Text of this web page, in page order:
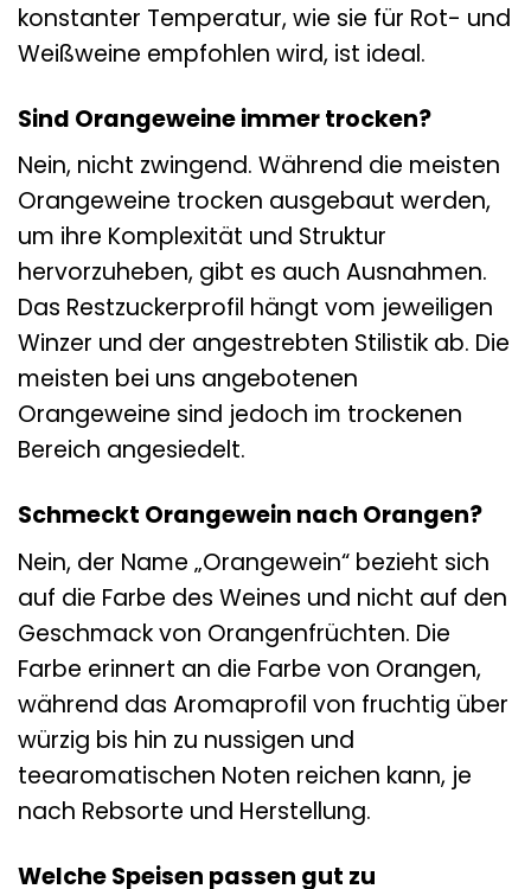
konstanter Temperatur, wie sie für Rot- und
Weißweine empfohlen wird, ist ideal.
Sind Orangeweine immer trocken?
Nein, nicht zwingend. Während die meisten
Orangeweine trocken ausgebaut werden,
um ihre Komplexität und Struktur
hervorzuheben, gibt es auch Ausnahmen.
Das Restzuckerprofil hängt vom jeweiligen
Winzer und der angestrebten Stilistik ab. Die
meisten bei uns angebotenen
Orangeweine sind jedoch im trockenen
Bereich angesiedelt.
Schmeckt Orangewein nach Orangen?
Nein, der Name „Orangewein“ bezieht sich
auf die Farbe des Weines und nicht auf den
Geschmack von Orangenfrüchten. Die
Farbe erinnert an die Farbe von Orangen,
während das Aromaprofil von fruchtig über
würzig bis hin zu nussigen und
teearomatischen Noten reichen kann, je
nach Rebsorte und Herstellung.
Welche Speisen passen gut zu